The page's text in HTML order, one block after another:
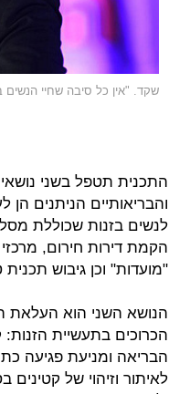
שקד. "אין כל סיבה שחיי הנשים
התכנית תטפל בשני
והבריאותיים הניתנים הן
לנשים בזנות שכוללת
הקמת דירות חירום,
"מועדות" וכן גיבוש תכנית
הנושא השני הוא העלאת
הכרוכים בתעשיית
הבריאה ומניעת פגיעה
לאיתור וזיהוי של קטינים